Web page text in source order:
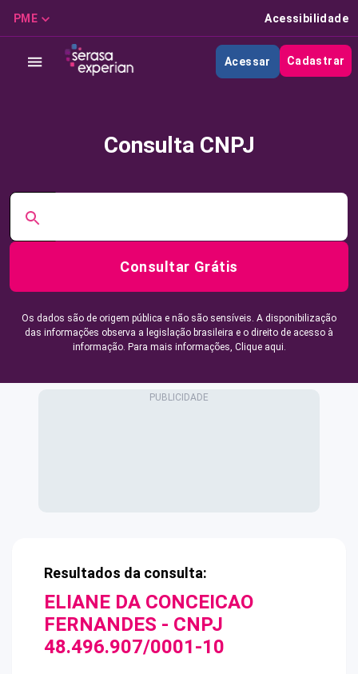
PME Acessibilidade
Acessar Cadastrar
Consulta CNPJ
Consultar Grátis
Os dados são de origem pública e não são sensíveis. A disponibilização
das informações observa a legislação brasileira e o direito de acesso à
informação. Para mais informações, Clique aqui.
Resultados da consulta:
ELIANE DA CONCEICAO
FERNANDES - CNPJ
48.496.907/0001-10